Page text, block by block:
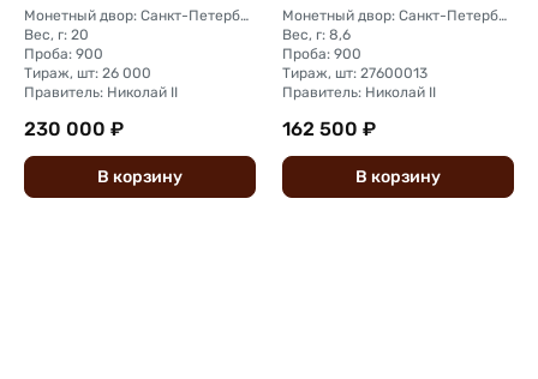
Монетный двор: Санкт-Петербургский монетный двор
Вес, г: 20
Проба: 900
Тираж, шт: 26 000
Правитель: Николай II
230 000 ₽
В корзину
Монетный двор: Санкт-Петербургский монетный двор
Вес, г: 8,6
Проба: 900
Тираж, шт: 27600013
Правитель: Николай II
162 500 ₽
В корзину